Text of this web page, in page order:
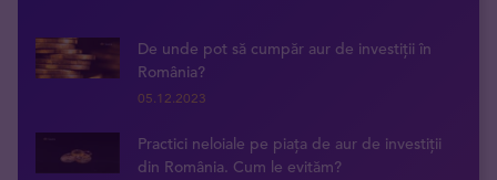
De unde pot să cumpăr aur de investiții în
România?
05.12.2023
Practici neloiale pe piața de aur de investiții
din România. Cum le evităm?